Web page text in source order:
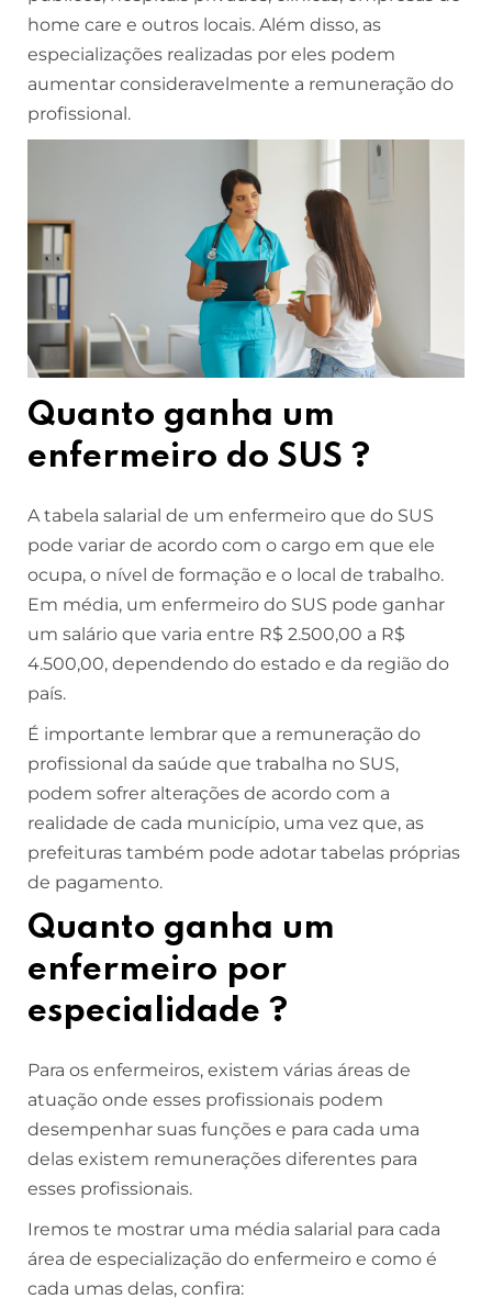
home care e outros locais. Além disso, as
especializações realizadas por eles podem
aumentar consideravelmente a remuneração do
profissional.
Quanto ganha um
enfermeiro do SUS ?
A tabela salarial de um enfermeiro que do SUS
pode variar de acordo com o cargo em que ele
ocupa, o nível de formação e o local de trabalho.
Em média, um enfermeiro do SUS pode ganhar
um salário que varia entre R$ 2.500,00 a R$
4.500,00, dependendo do estado e da região do
país.
É importante lembrar que a remuneração do
profissional da saúde que trabalha no SUS,
podem sofrer alterações de acordo com a
realidade de cada município, uma vez que, as
prefeituras também pode adotar tabelas próprias
de pagamento.
Quanto ganha um
enfermeiro por
especialidade ?
Para os enfermeiros, existem várias áreas de
atuação onde esses profissionais podem
desempenhar suas funções e para cada uma
delas existem remunerações diferentes para
esses profissionais.
Iremos te mostrar uma média salarial para cada
área de especialização do enfermeiro e como é
cada umas delas, confira: